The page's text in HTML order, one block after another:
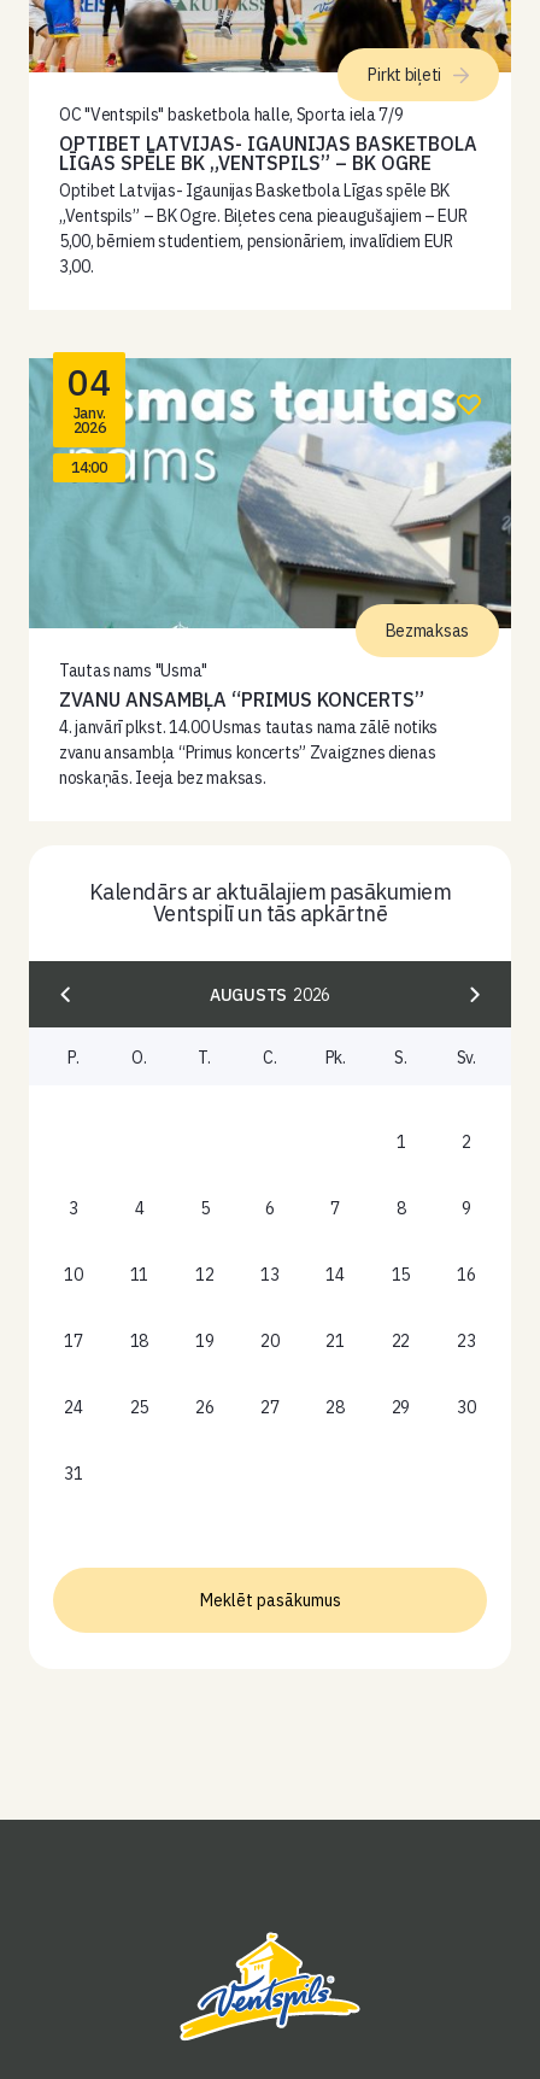
OC "Ventspils" basketbola halle, Sporta iela 7/9
OPTIBET LATVIJAS- IGAUNIJAS BASKETBOLA
LĪGAS SPĒLE BK „VENTSPILS” – BK OGRE
Optibet Latvijas- Igaunijas Basketbola Līgas spēle BK
„Ventspils” – BK Ogre. Biļetes cena pieaugušajiem – EUR
5,00, bērniem studentiem, pensionāriem, invalīdiem EUR
3,00.
Pirkt biļeti
04
Janv.
2026
14:00
Tautas nams "Usma"
ZVANU ANSAMBĻA “PRIMUS KONCERTS”
4. janvārī plkst. 14.00 Usmas tautas nama zālē notiks
zvanu ansambļa “Primus koncerts” Zvaigznes dienas
noskaņās. Ieeja bez maksas.
Bezmaksas
Kalendārs ar aktuālajiem pasākumiem
Ventspilī un tās apkārtnē
AUGUSTS 2026
P. O. T. C. Pk. S. Sv.
1 2
3 4 5 6 7 8 9
10 11 12 13 14 15 16
17 18 19 20 21 22 23
24 25 26 27 28 29 30
31
Meklēt pasākumus